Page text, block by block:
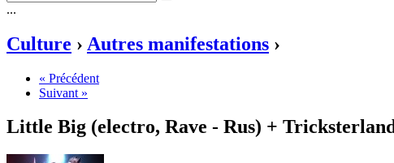
...
Culture › Autres manifestations ›
« Précédent
Suivant »
Little Big (electro, Rave - Rus) +